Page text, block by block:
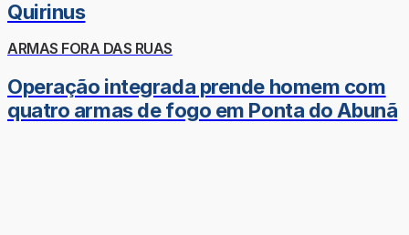
Quirinus
ARMAS FORA DAS RUAS
Operação integrada prende homem com
quatro armas de fogo em Ponta do Abunã